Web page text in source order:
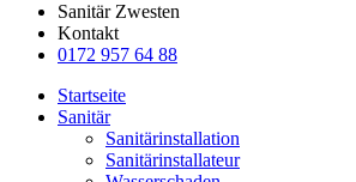
Sanitär Zwesten
Kontakt
0172 957 64 88
Startseite
Sanitär
Sanitärinstallation
Sanitärinstallateur